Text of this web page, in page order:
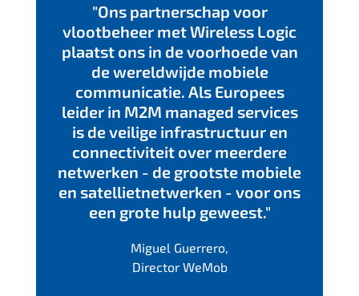
"Ons partnerschap voor
vlootbeheer met Wireless Logic
plaatst ons in de voorhoede van
de wereldwijde mobiele
communicatie. Als Europees
leider in M2M managed services
is de veilige infrastructuur en
connectiviteit over meerdere
netwerken - de grootste mobiele
en satellietnetwerken - voor ons
een grote hulp geweest."
Miguel Guerrero,
Director WeMob